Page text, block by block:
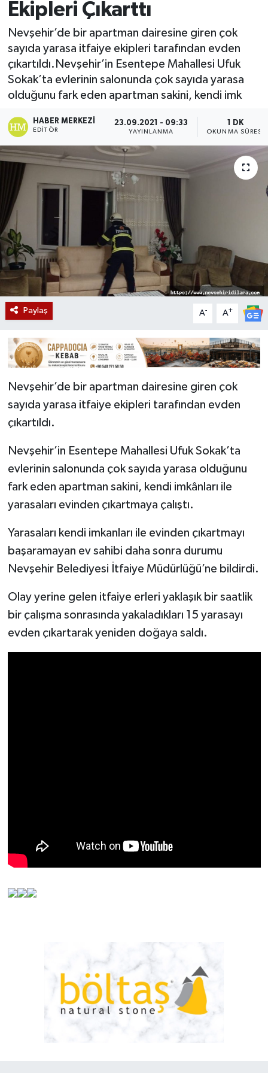
Ekipleri Çıkarttı
Nevşehir’de bir apartman dairesine giren çok
sayıda yarasa itfaiye ekipleri tarafından evden
çıkartıldı.Nevşehir’in Esentepe Mahallesi Ufuk
Sokak’ta evlerinin salonunda çok sayıda yarasa
olduğunu fark eden apartman sakini, kendi imk
HABER MERKEZI
EDITÖR
23.09.2021 - 09:33
YAYINLANMA
1 DK
OKUNMA SÜRESI
Paylaş A- A+
Nevşehir’de bir apartman dairesine giren çok
sayıda yarasa itfaiye ekipleri tarafından evden
çıkartıldı.
Nevşehir’in Esentepe Mahallesi Ufuk Sokak’ta
evlerinin salonunda çok sayıda yarasa olduğunu
fark eden apartman sakini, kendi imkânları ile
yarasaları evinden çıkartmaya çalıştı.
Yarasaları kendi imkanları ile evinden çıkartmayı
başaramayan ev sahibi daha sonra durumu
Nevşehir Belediyesi İtfaiye Müdürlüğü’ne bildirdi.
Olay yerine gelen itfaiye erleri yaklaşık bir saatlik
bir çalışma sonrasında yakaladıkları 15 yarasayı
evden çıkartarak yeniden doğaya saldı.